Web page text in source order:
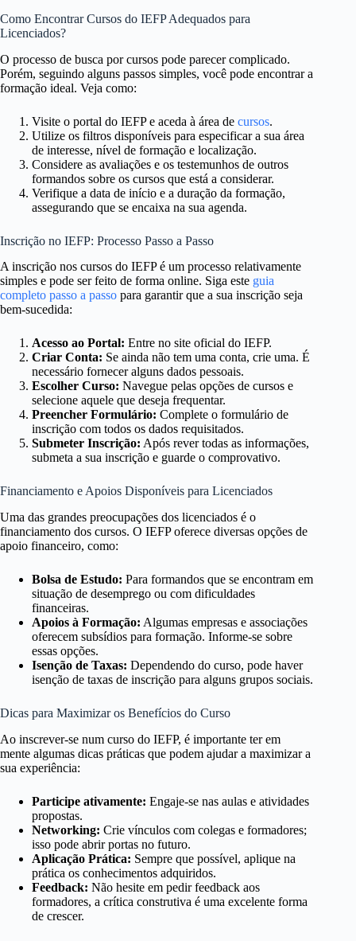
Como Encontrar Cursos do IEFP Adequados para
Licenciados?
O processo de busca por cursos pode parecer complicado.
Porém, seguindo alguns passos simples, você pode encontrar a
formação ideal. Veja como:
Visite o portal do IEFP e aceda à área de cursos.
Utilize os filtros disponíveis para especificar a sua área
de interesse, nível de formação e localização.
Considere as avaliações e os testemunhos de outros
formandos sobre os cursos que está a considerar.
Verifique a data de início e a duração da formação,
assegurando que se encaixa na sua agenda.
Inscrição no IEFP: Processo Passo a Passo
A inscrição nos cursos do IEFP é um processo relativamente
simples e pode ser feito de forma online. Siga este guia
completo passo a passo para garantir que a sua inscrição seja
bem-sucedida:
Acesso ao Portal: Entre no site oficial do IEFP.
Criar Conta: Se ainda não tem uma conta, crie uma. É
necessário fornecer alguns dados pessoais.
Escolher Curso: Navegue pelas opções de cursos e
selecione aquele que deseja frequentar.
Preencher Formulário: Complete o formulário de
inscrição com todos os dados requisitados.
Submeter Inscrição: Após rever todas as informações,
submeta a sua inscrição e guarde o comprovativo.
Financiamento e Apoios Disponíveis para Licenciados
Uma das grandes preocupações dos licenciados é o
financiamento dos cursos. O IEFP oferece diversas opções de
apoio financeiro, como:
Bolsa de Estudo: Para formandos que se encontram em
situação de desemprego ou com dificuldades
financeiras.
Apoios à Formação: Algumas empresas e associações
oferecem subsídios para formação. Informe-se sobre
essas opções.
Isenção de Taxas: Dependendo do curso, pode haver
isenção de taxas de inscrição para alguns grupos sociais.
Dicas para Maximizar os Benefícios do Curso
Ao inscrever-se num curso do IEFP, é importante ter em
mente algumas dicas práticas que podem ajudar a maximizar a
sua experiência:
Participe ativamente: Engaje-se nas aulas e atividades
propostas.
Networking: Crie vínculos com colegas e formadores;
isso pode abrir portas no futuro.
Aplicação Prática: Sempre que possível, aplique na
prática os conhecimentos adquiridos.
Feedback: Não hesite em pedir feedback aos
formadores, a crítica construtiva é uma excelente forma
de crescer.